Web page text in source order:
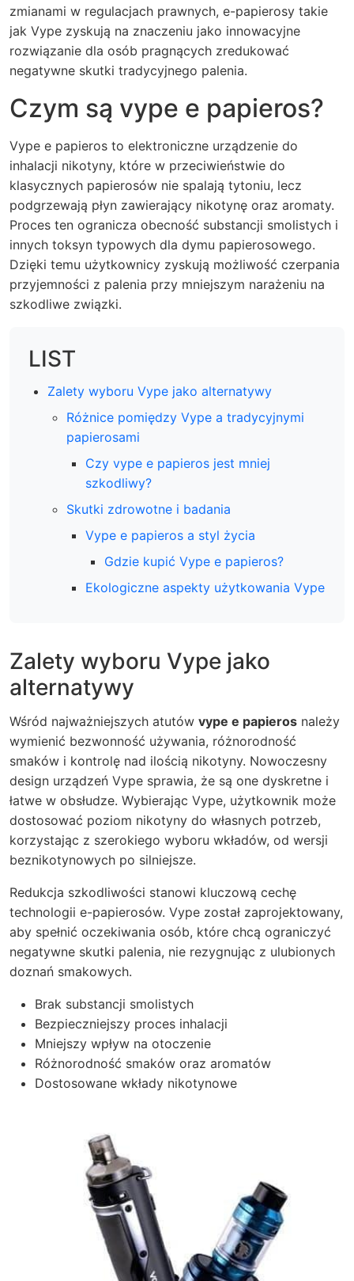
zmianami w regulacjach prawnych, e-papierosy takie
jak Vype zyskują na znaczeniu jako innowacyjne
rozwiązanie dla osób pragnących zredukować
negatywne skutki tradycyjnego palenia.
Czym są vype e papieros?
Vype e papieros to elektroniczne urządzenie do
inhalacji nikotyny, które w przeciwieństwie do
klasycznych papierosów nie spalają tytoniu, lecz
podgrzewają płyn zawierający nikotynę oraz aromaty.
Proces ten ogranicza obecność substancji smolistych i
innych toksyn typowych dla dymu papierosowego.
Dzięki temu użytkownicy zyskują możliwość czerpania
przyjemności z palenia przy mniejszym narażeniu na
szkodliwe związki.
LIST
Zalety wyboru Vype jako alternatywy
Różnice pomiędzy Vype a tradycyjnymi
papierosami
Czy vype e papieros jest mniej
szkodliwy?
Skutki zdrowotne i badania
Vype e papieros a styl życia
Gdzie kupić Vype e papieros?
Ekologiczne aspekty użytkowania Vype
Zalety wyboru Vype jako
alternatywy
Wśród najważniejszych atutów vype e papieros należy
wymienić bezwonność używania, różnorodność
smaków i kontrolę nad ilością nikotyny. Nowoczesny
design urządzeń Vype sprawia, że są one dyskretne i
łatwe w obsłudze. Wybierając Vype, użytkownik może
dostosować poziom nikotyny do własnych potrzeb,
korzystając z szerokiego wyboru wkładów, od wersji
beznikotynowych po silniejsze.
Redukcja szkodliwości stanowi kluczową cechę
technologii e-papierosów. Vype został zaprojektowany,
aby spełnić oczekiwania osób, które chcą ograniczyć
negatywne skutki palenia, nie rezygnując z ulubionych
doznań smakowych.
Brak substancji smolistych
Bezpieczniejszy proces inhalacji
Mniejszy wpływ na otoczenie
Różnorodność smaków oraz aromatów
Dostosowane wkłady nikotynowe